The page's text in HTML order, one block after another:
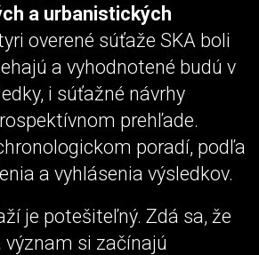
a urbanistických
overené súťaže SKA boli
a vyhodnotené budú v
i súťažné návrhy
prehľade.
poradí, podľa
a vyhlásenia výsledkov.
je potešiteľný. Zdá sa, že
si začínajú